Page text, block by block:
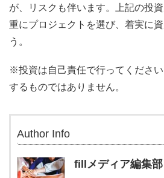
が、リスクも伴います。上記の投
重にプロジェクトを選び、着実に
う。
※投資は自己責任で行ってくださ
するものではありません。
Author Info
fillメディア編集部